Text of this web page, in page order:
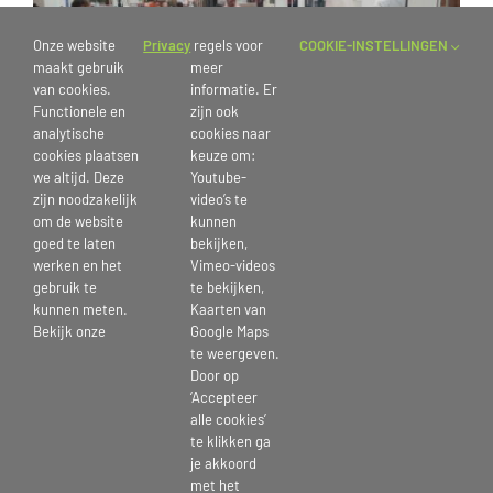
Activiteit verzorgingshuis amersfoort, verpleeghuis,
bejaardetehuis
8 mei 2023
Deel dit bericht kies je platform >
RedditLinkedIn
Onze website
maakt gebruik
van cookies.
Functionele en
analytische
cookies plaatsen
we altijd. Deze
zijn noodzakelijk
om de website
goed te laten
werken en het
gebruik te
kunnen meten.
Bekijk onze
Privacy regels voor
meer
informatie. Er
zijn ook
cookies naar
keuze om:
Youtube-
video’s te
kunnen
bekijken,
Vimeo-videos
te bekijken,
Kaarten van
Google Maps
te weergeven.
Door op
‘Accepteer
alle cookies’
te klikken ga
je akkoord
met het
COOKIE-INSTELLINGEN